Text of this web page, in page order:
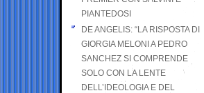
PIANTEDOSI
DE ANGELIS: “LA RISPOSTA DI
GIORGIA MELONI A PEDRO
SANCHEZ SI COMPRENDE
SOLO CON LA LENTE
DELL’IDEOLOGIA E DEL